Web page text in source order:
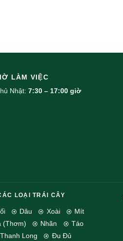
LÀM VIỆC
Nhật: 7:30 – 17:00 giờ
LOẠI TRÁI CÂY
Dâu Xoài
Mít
(Thơm)
Nhãn
Táo
Thanh Long
Đu Đủ